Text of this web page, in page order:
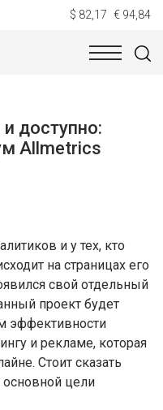
$ 82,17 € 94,84
доступно:
Allmetrics
и у тех, кто
на страницах его
свой отдельный
проект будет
эффективности
и рекламе, которая
Стоит сказать
цели